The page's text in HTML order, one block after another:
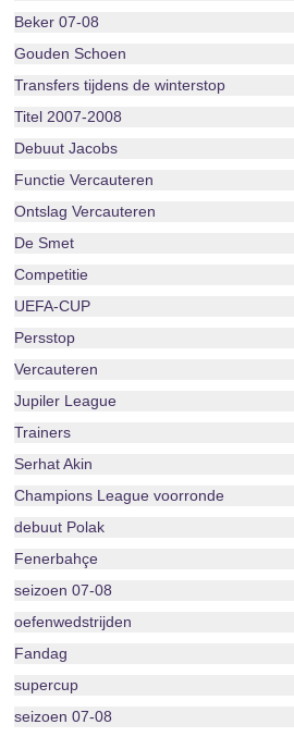
Beker 07-08
Gouden Schoen
Transfers tijdens de winterstop
Titel 2007-2008
Debuut Jacobs
Functie Vercauteren
Ontslag Vercauteren
De Smet
Competitie
UEFA-CUP
Persstop
Vercauteren
Jupiler League
Trainers
Serhat Akin
Champions League voorronde
debuut Polak
Fenerbahçe
seizoen 07-08
oefenwedstrijden
Fandag
supercup
seizoen 07-08